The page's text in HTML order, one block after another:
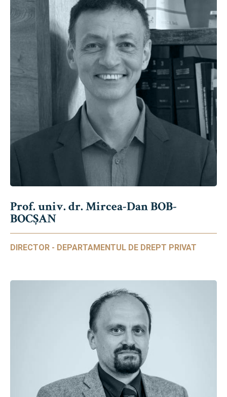
Prof. univ. dr. Mircea-Dan BOB-
BOCȘAN
DIRECTOR - DEPARTAMENTUL DE DREPT PRIVAT